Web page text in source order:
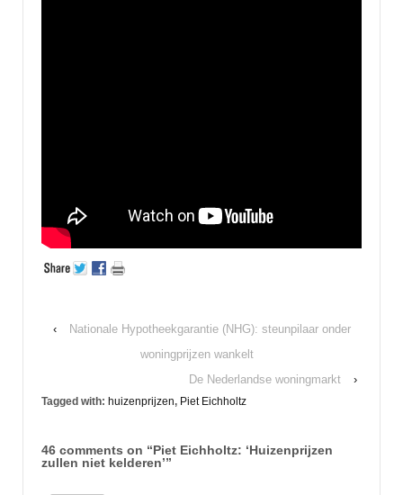
‹
Nationale Hypotheekgarantie (NHG): steunpilaar onder
woningprijzen wankelt
De Nederlandse woningmarkt
›
Tagged with: huizenprijzen, Piet Eichholtz
46 comments on “Piet Eichholtz: ‘Huizenprijzen
zullen niet kelderen’”